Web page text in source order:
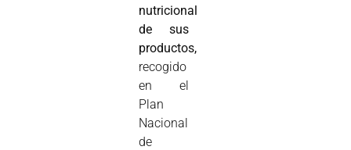
nutricional
de sus
productos,
recogido
en el
Plan
Nacional
de